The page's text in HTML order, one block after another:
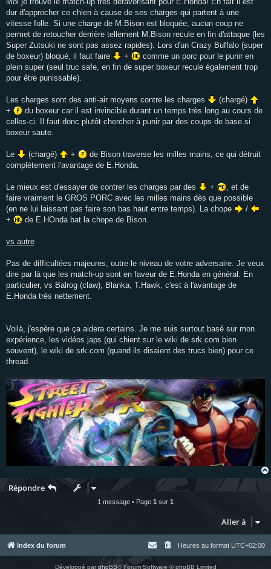
dur d'approcher ce chien à cause de ses charges qui partent à une
vitesse folle. Si une charge de M.Bison est bloquée, aucun coup ne
permet de retoucher derrière tellement M.Bison recule en fin d'attaque (les
Super Zutsuki ne sont pas assez rapides). Lors d'un Crazy Buffalo (super
de boxeur) bloqué, il faut faire
+
comme un porc pour le punir en
plein super (seul truc safe, en fin de super boxeur recule également trop
pour être punissable).
Les charges sont des anti-air moyens contre les charges
(chargé)
+
du boxeur car il est invincible durant un temps très long au cours de
celles-ci. Il faut donc plutôt chercher à punir par des coups de base si
boxeur saute.
Le (chargé) +
de Bison traverse les milles mains, ce qui détruit
complètement l'avantage de E.Honda.
Le mieux est d'essayer de contrer les charges par des +
, et de
faire vraiment le GROS PORC avec les milles mains dès que possible
(en ne lui laissant pas faire son bas haut entre temps). La chope
/
+
de E.HOnda bat la chope de Bison.
vs autre
Pas de difficultées majeures, outre le niveau de votre adversaire. Je veux
dire par là que les match-up sont en faveur de E.Honda en général. En
particulier, vs Balrog (claw), Blanka, T.Hawk, c'est à l'avantage de
E.Honda très nettement.
Voilà, j'espère que ça aidera certains. Je me suis surtout basé sur mon
expérience, les vidéos japs (qui chient sur le wiki de srk.com bien
souvent), le wiki de srk.com (quand ils disaient des trucs bien) pour ce
thread.
Répondre
1 message • Page 1 sur 1
Aller à
Index du forum Heures au format UTC+02:00
Développé parphpBB® Forum Software © phpBB Limited